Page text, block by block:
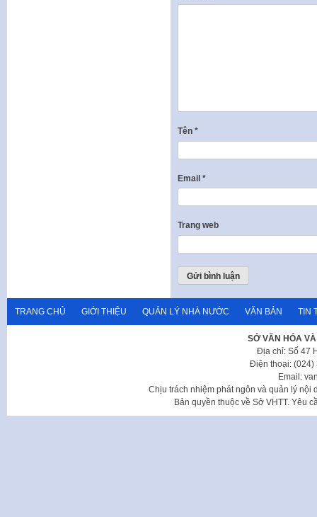
Tên *
Email *
Trang web
TRANG CHỦ GIỚI THIỆU QUẢN LÝ NHÀ NƯỚC VĂN BẢN TIN
SỞ VĂN HÓA
Địa chỉ: Số 47
Điện thoại: (024)
Email:
Chịu trách nhiệm phát ngôn và quản lý nội
Bản quyền thuộc về Sở VHTT. Yêu